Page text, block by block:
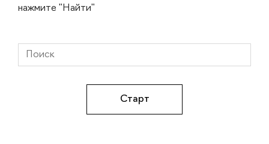
нажмите "Найти"